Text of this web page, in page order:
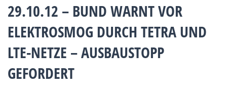
29.10.12 – BUND WARNT VOR
ELEKTROSMOG DURCH TETRA UND
LTE-NETZE – AUSBAUSTOPP
GEFORDERT